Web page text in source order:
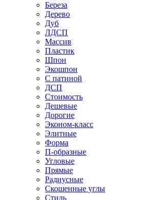
Береза
Дерево
Дуб
ЛДСП
Массив
Пластик
Шпон
Экошпон
С патиной
ДСП
Стоимость
Дешевые
Дорогие
Эконом-класс
Элитные
Форма
П-образные
Угловые
Прямые
Радиусные
Скошенные углы
Стиль